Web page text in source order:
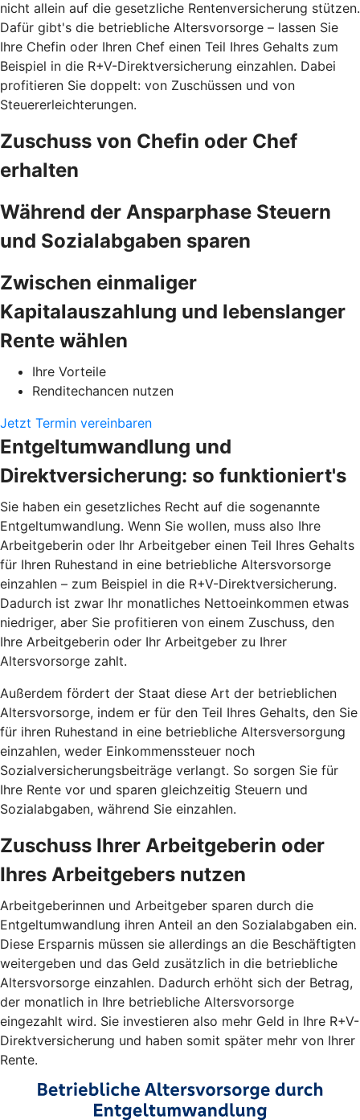
nicht allein auf die gesetzliche Rentenversicherung stützen.
Dafür gibt's die betriebliche Altersvorsorge – lassen Sie
Ihre Chefin oder Ihren Chef einen Teil Ihres Gehalts zum
Beispiel in die R+V-Direktversicherung einzahlen. Dabei
profitieren Sie doppelt: von Zuschüssen und von
Steuererleichterungen.
Zuschuss von Chefin oder Chef
erhalten
Während der Ansparphase Steuern
und Sozialabgaben sparen
Zwischen einmaliger
Kapitalauszahlung und lebenslanger
Rente wählen
Ihre Vorteile
Renditechancen nutzen
Jetzt Termin vereinbaren
Entgeltumwandlung und
Direktversicherung: so funktioniert's
Sie haben ein gesetzliches Recht auf die sogenannte
Entgeltumwandlung. Wenn Sie wollen, muss also Ihre
Arbeitgeberin oder Ihr Arbeitgeber einen Teil Ihres Gehalts
für Ihren Ruhestand in eine betriebliche Altersvorsorge
einzahlen – zum Beispiel in die R+V-Direktversicherung.
Dadurch ist zwar Ihr monatliches Nettoeinkommen etwas
niedriger, aber Sie profitieren von einem Zuschuss, den
Ihre Arbeitgeberin oder Ihr Arbeitgeber zu Ihrer
Altersvorsorge zahlt.
Außerdem fördert der Staat diese Art der betrieblichen
Altersvorsorge, indem er für den Teil Ihres Gehalts, den Sie
für ihren Ruhestand in eine betriebliche Altersversorgung
einzahlen, weder Einkommenssteuer noch
Sozialversicherungsbeiträge verlangt. So sorgen Sie für
Ihre Rente vor und sparen gleichzeitig Steuern und
Sozialabgaben, während Sie einzahlen.
Zuschuss Ihrer Arbeitgeberin oder
Ihres Arbeitgebers nutzen
Arbeitgeberinnen und Arbeitgeber sparen durch die
Entgeltumwandlung ihren Anteil an den Sozialabgaben ein.
Diese Ersparnis müssen sie allerdings an die Beschäftigten
weitergeben und das Geld zusätzlich in die betriebliche
Altersvorsorge einzahlen. Dadurch erhöht sich der Betrag,
der monatlich in Ihre betriebliche Altersvorsorge
eingezahlt wird. Sie investieren also mehr Geld in Ihre R+V-
Direktversicherung und haben somit später mehr von Ihrer
Rente.